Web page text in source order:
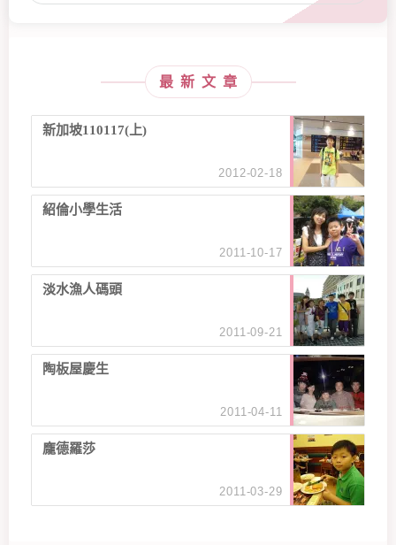
最新文章
新加坡110117(上)
2012-02-18
紹倫小學生活
2011-10-17
淡水漁人碼頭
2011-09-21
陶板屋慶生
2011-04-11
龐德羅莎
2011-03-29